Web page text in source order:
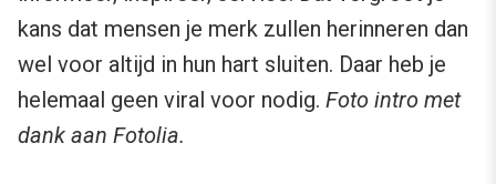
kans dat mensen je merk zullen herinneren dan
wel voor altijd in hun hart sluiten. Daar heb je
helemaal geen viral voor nodig. Foto intro met
dank aan Fotolia.